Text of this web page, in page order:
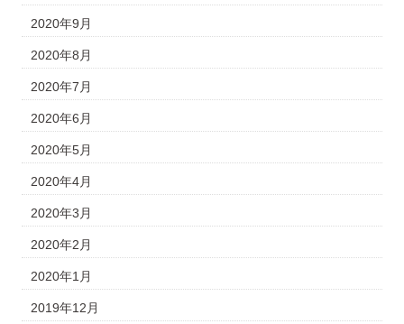
2020年9月
2020年8月
2020年7月
2020年6月
2020年5月
2020年4月
2020年3月
2020年2月
2020年1月
2019年12月